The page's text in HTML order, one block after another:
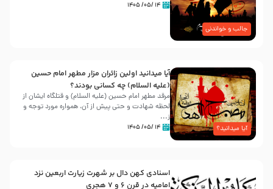
جالب و خواندنی
۱۴ /۰۵/ ۱۴۰۵
آیا میدانید؟
آیا میدانید اولین زائران مزار مطهر امام حسین
(علیه السلام) چه کسانی بودند؟
مرقد مطهر امام حسین (علیه السلام) و قتلگاه ایشان از
لحظه شهادت و حتی پیش از آن، همواره مورد توجه و
ز...
۱۴ /۰۵/ ۱۴۰۵
اسنادی کهن دال بر شهرت زیارت اربعین نزد
امامیه در قرن ۶ و ۷ هجری